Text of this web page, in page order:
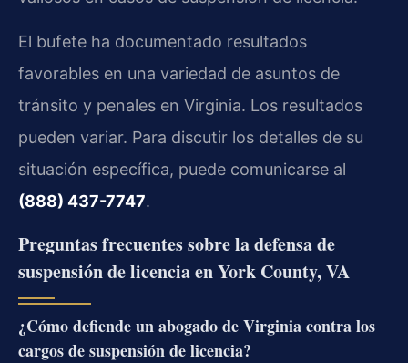
El bufete ha documentado resultados
favorables en una variedad de asuntos de
tránsito y penales en Virginia. Los resultados
pueden variar. Para discutir los detalles de su
situación específica, puede comunicarse al
(888) 437-7747.
Preguntas frecuentes sobre la defensa de
suspensión de licencia en York County, VA
¿Cómo defiende un abogado de Virginia contra los
cargos de suspensión de licencia?